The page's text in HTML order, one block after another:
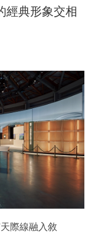
經典形象交相
際線融入敘